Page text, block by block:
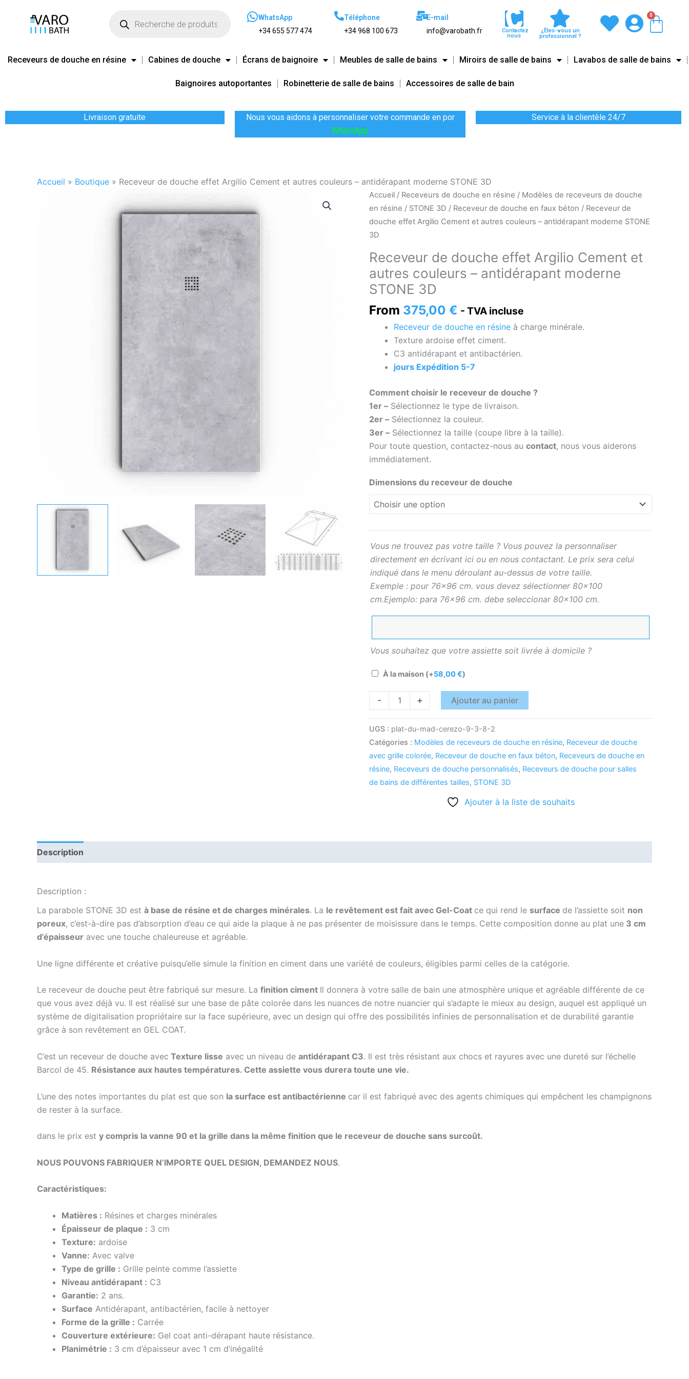
contenu
produits
WhatsApp
+34 655 577 474
Téléphone
+34 968 100 673
E-mail
info@varobath.fr
Contactez
nous
¿Êtes-vous un
professionnel ?
0
Receveurs de douche en résine Cabines de douche Écrans de baignoire Meubles de salle de bains Miroirs de salle de bains Lavabos de salle de bains
Baignoires autoportantes Robinetterie de salle de bains Accessoires de salle de bain
Livraison gratuite
Nous vous aidons à personnaliser votre commande en por
WhatsApp
Service à la clientèle 24/7
Accueil » Boutique » Receveur de douche effet Argilio Cement et autres couleurs – antidérapant moderne STONE 3D
Accueil / Receveurs de douche en résine / Modèles de receveurs de douche
en résine / STONE 3D / Receveur de douche en faux béton / Receveur de
douche effet Argilio Cement et autres couleurs – antidérapant moderne STONE
3D
Receveur de douche effet Argilio Cement et
autres couleurs – antidérapant moderne
STONE 3D
From 375,00 € - TVA incluse
Receveur de douche en résine à charge minérale.
Texture ardoise effet ciment.
C3 antidérapant et antibactérien.
jours Expédition 5-7
Comment choisir le receveur de douche ?
1er – Sélectionnez le type de livraison.
2er – Sélectionnez la couleur.
3er – Sélectionnez la taille (coupe libre à la taille).
Pour toute question, contactez-nous au contact, nous vous aiderons
immédiatement.
Dimensions du receveur de douche
Vous
ne
trouvez
pas
taille
?
Vous
la
personnaliser
directement
écrivant
ou
en
nous
contactant.
Le
prix
celui
indiqué
dans
le
menu
déroulant
le
plus
proche
Vous ne trouvez pas votre taille ? Vous pouvez la personnaliser
directement en écrivant ici ou en nous contactant. Le prix sera celui
indiqué dans le menu déroulant au-dessus de votre taille.
Exemple : pour 76×96 cm. vous devez sélectionner 80×100
cm.Ejemplo: para 76×96 cm. debe seleccionar 80×100 cm.
Vous
souhaitez
que
votre
soit
livrée
à
?
Vous souhaitez que votre assiette soit livrée à domicile ?
À la maison (+58,00€)
-
quantité
de
Receveur
de
effet
Argilio
Cement
autres
couleurs
antidérapant
moderne
3D
+ Ajouter au panier
UGS : plat-du-mad-cerezo-9-3-8-2
Catégories : Modèles de receveurs de douche en résine, Receveur de douche
avec grille colorée, Receveur de douche en faux béton, Receveurs de douche en
résine, Receveurs de douche personnalisés, Receveurs de douche pour salles
de bains de différentes tailles, STONE 3D
Ajouter à la liste de souhaits
Description
Description :
La parabole STONE 3D est à base de résine et de charges minérales. La le revêtement est fait avec Gel-Coat ce qui rend le surface de l’assiette soit non
poreux, c’est-à-dire pas d’absorption d’eau ce qui aide la plaque à ne pas présenter de moisissure dans le temps. Cette composition donne au plat une 3 cm
d’épaisseur avec une touche chaleureuse et agréable.
Une ligne différente et créative puisqu’elle simule la finition en ciment dans une variété de couleurs, éligibles parmi celles de la catégorie.
Le receveur de douche peut être fabriqué sur mesure. La finition ciment Il donnera à votre salle de bain une atmosphère unique et agréable différente de ce
que vous avez déjà vu. Il est réalisé sur une base de pâte colorée dans les nuances de notre nuancier qui s’adapte le mieux au design, auquel est appliqué un
système de digitalisation propriétaire sur la face supérieure, avec un design qui offre des possibilités infinies de personnalisation et de durabilité garantie
grâce à son revêtement en GEL COAT.
C’est un receveur de douche avec Texture lisse avec un niveau de antidérapant C3. Il est très résistant aux chocs et rayures avec une dureté sur l’échelle
Barcol de 45. Résistance aux hautes températures. Cette assiette vous durera toute une vie.
L’une des notes importantes du plat est que son la surface est antibactérienne car il est fabriqué avec des agents chimiques qui empêchent les champignons
de rester à la surface.
dans le prix est y compris la vanne 90 et la grille dans la même finition que le receveur de douche sans surcoût.
NOUS POUVONS FABRIQUER N’IMPORTE QUEL DESIGN, DEMANDEZ NOUS.
Caractéristiques:
Matières : Résines et charges minérales
Épaisseur de plaque : 3 cm
Texture: ardoise
Vanne: Avec valve
Type de grille : Grille peinte comme l’assiette
Niveau antidérapant : C3
Garantie: 2 ans.
Surface Antidérapant, antibactérien, facile à nettoyer
Forme de la grille : Carrée
Couverture extérieure: Gel coat anti-dérapant haute résistance.
Planimétrie : 3 cm d’épaisseur avec 1 cm d’inégalité